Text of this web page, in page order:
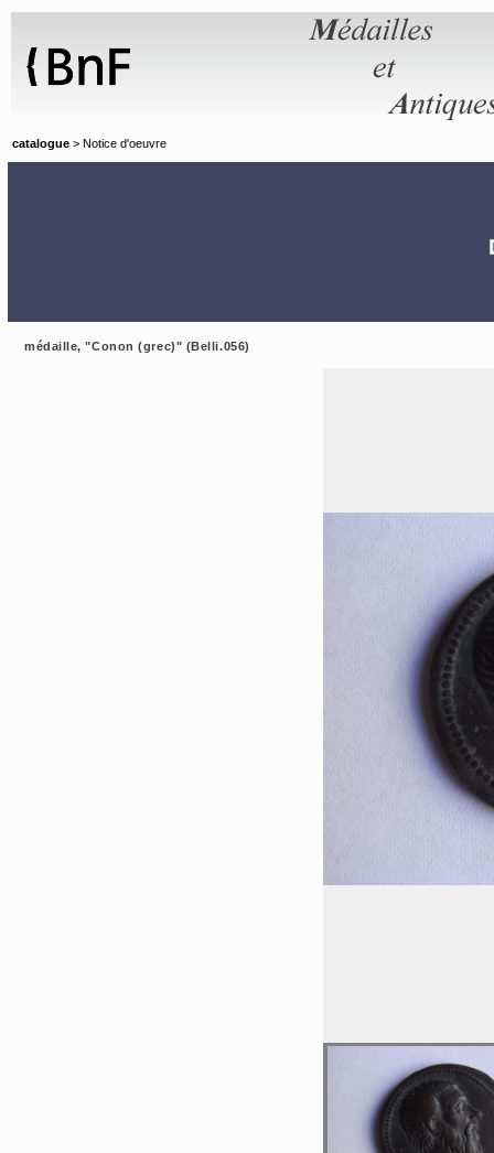
catalogue > Notice d'oeuvre
médaille, "Conon (grec)" (Belli.056)